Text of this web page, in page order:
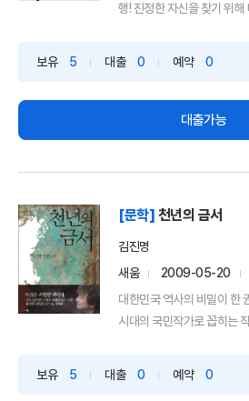
행! 진정한 자신을 찾기 위
보유 5 대출 0 예약 0
대출가능
[문학] 천년의 금서
김진명
새움
2009-05-20
대한민국 역사의 비밀이 한
시대의 국민작가로 꼽히는
보유 5 대출 0 예약 0